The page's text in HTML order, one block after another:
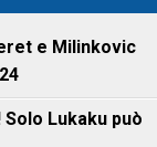
e Milinkovic
Lukaku può